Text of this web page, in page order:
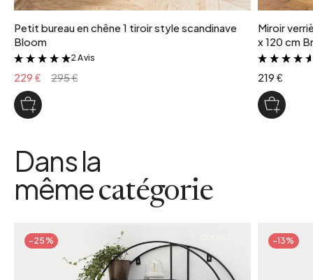
Petit bureau en chêne 1 tiroir style scandinave
Bloom
&
2 Avis
229 € 295 €
Miroir
x 120 cm
219 €
Dans la
mêmecatégorie
-25% -13%